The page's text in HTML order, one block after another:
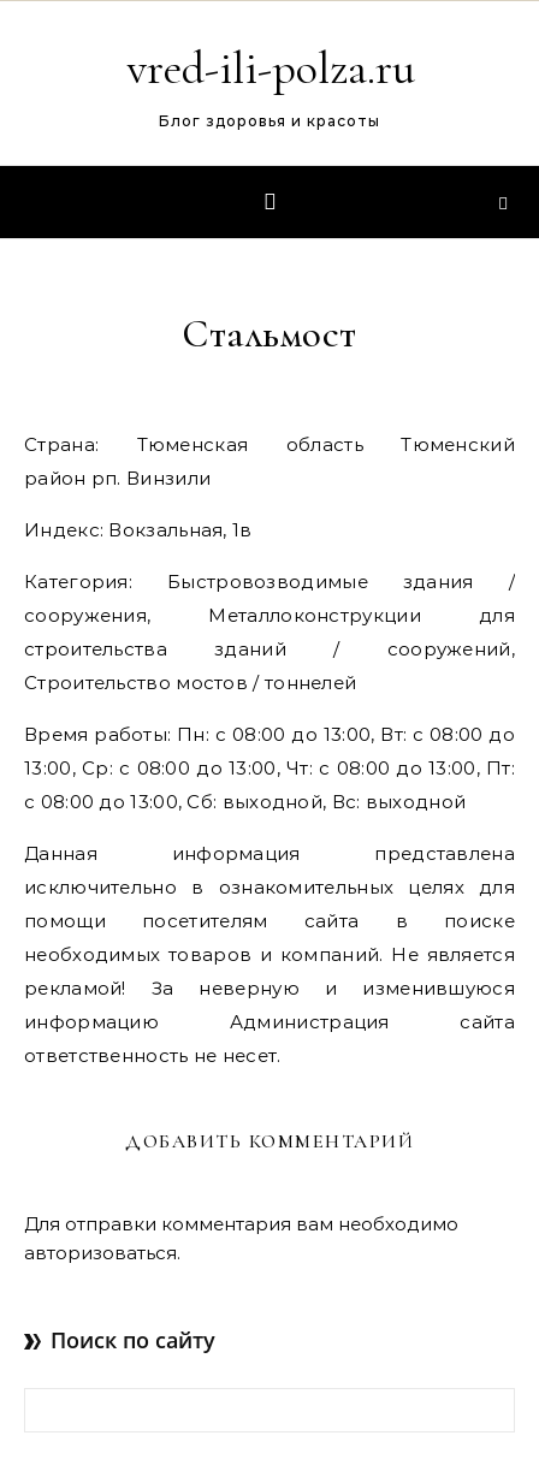
vred-ili-polza.ru
Блог здоровья и красоты
Стальмост
Страна: Тюменская область Тюменский
район рп. Винзили
Индекс: Вокзальная, 1в
Категория: Быстровозводимые здания /
сооружения, Металлоконструкции для
строительства зданий / сооружений,
Строительство мостов / тоннелей
Время работы: Пн: с 08:00 до 13:00, Вт: с 08:00 до
13:00, Ср: с 08:00 до 13:00, Чт: с 08:00 до 13:00, Пт:
с 08:00 до 13:00, Сб: выходной, Вс: выходной
Данная информация представлена
исключительно в ознакомительных целях для
помощи посетителям сайта в поиске
необходимых товаров и компаний. Не является
рекламой! За неверную и изменившуюся
информацию Администрация сайта
ответственность не несет.
ДОБАВИТЬ КОММЕНТАРИЙ
Для отправки комментария вам необходимо
авторизоваться.
Поиск по сайту